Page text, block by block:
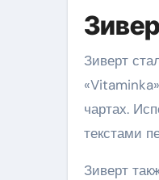
Зиверт
чартах.
текстами
Зиверт